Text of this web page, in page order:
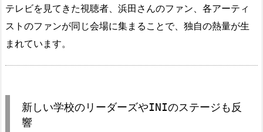
テレビを見てきた視聴者、浜田さんのファン、各アーティ
ストのファンが同じ会場に集まることで、独自の熱量が生
まれています。
新しい学校のリーダーズやINIのステージも反
響